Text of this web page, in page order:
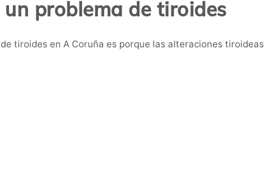
problema de tiroides
tiroides en A Coruña es porque las alteraciones tiroideas